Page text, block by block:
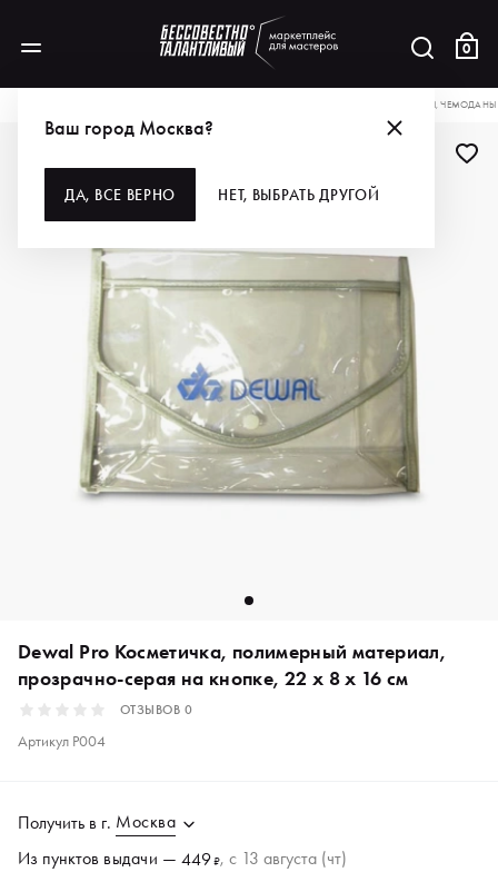
0
Ваш город Москва?
ДА, ВСЕ ВЕРНО НЕТ, ВЫБРАТЬ ДРУГОЙ
СУМКИ, КОСМЕТИЧКИ, ЧЕМОДАНЫ
Dewal Pro Косметичка, полимерный материал,
прозрачно-серая на кнопке, 22 х 8 х 16 см
ОТЗЫВОВ 0
Артикул P004
Получить в г. Москва
Из пунктов выдачи — 449₽, c 13 августа (чт)